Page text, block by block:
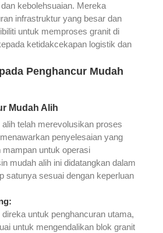
kebolehsuaian. Mereka
infrastruktur yang besar dan
untuk memproses granit di
ketidakcekapan logistik dan
Penghancur Mudah
Mudah Alih
telah merevolusikan proses
penyelesaian yang
untuk operasi
mudah alih ini didatangkan dalam
satunya sesuai dengan keperluan
:
untuk penghancuran utama,
untuk mengendalikan blok granit